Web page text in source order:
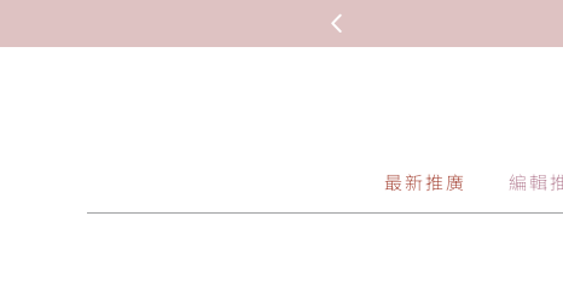
最新推廣 編輯